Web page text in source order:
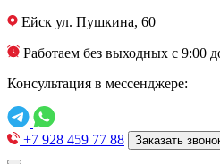
Ейск ул. Пушкина, 60
Работаем без выходных с 9:00
Консультация в мессенджере:
+7 928 459 77 88 Заказать